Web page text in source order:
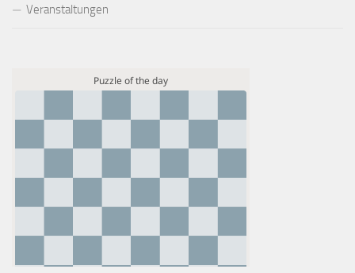
Veranstaltungen